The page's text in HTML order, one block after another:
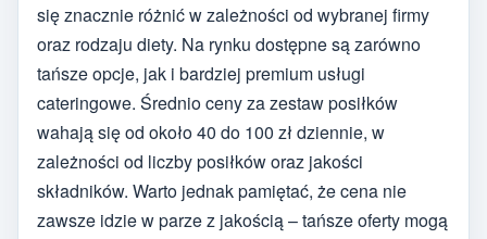
się znacznie różnić w zależności od wybranej firmy
oraz rodzaju diety. Na rynku dostępne są zarówno
tańsze opcje, jak i bardziej premium usługi
cateringowe. Średnio ceny za zestaw posiłków
wahają się od około 40 do 100 zł dziennie, w
zależności od liczby posiłków oraz jakości
składników. Warto jednak pamiętać, że cena nie
zawsze idzie w parze z jakością – tańsze oferty mogą